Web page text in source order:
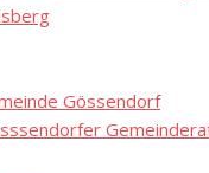
Gössendorf